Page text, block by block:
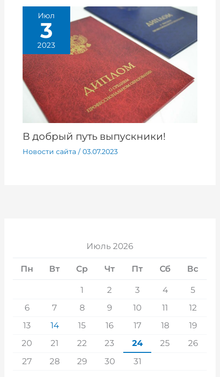
Июл
3
2023
В добрый путь выпускники!
Новости сайта / 03.07.2023
Июль 2026
Пн Вт Ср Чт Пт Сб Вс
1 2 3 4
5
6
7 8 9 10 11
12
13
14 15 16 17 18
19
20
21 22 23 24 25
26
27
28 29 30 31